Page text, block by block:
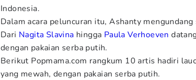
Indonesia.
Dalam acara peluncuran itu, Ashanty
Dari Nagita Slavina hingga Paula Verhoeven
dengan pakaian serba putih.
Berikut Popmama.com rangkum 10 artis hadiri
yang mewah, dengan pakaian serba putih.